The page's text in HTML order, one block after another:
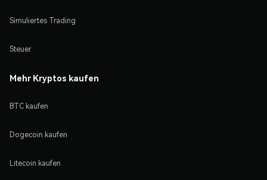
Simuliertes Trading
Steuer
Mehr Kryptos kaufen
BTC kaufen
Dogecoin kaufen
Litecoin kaufen